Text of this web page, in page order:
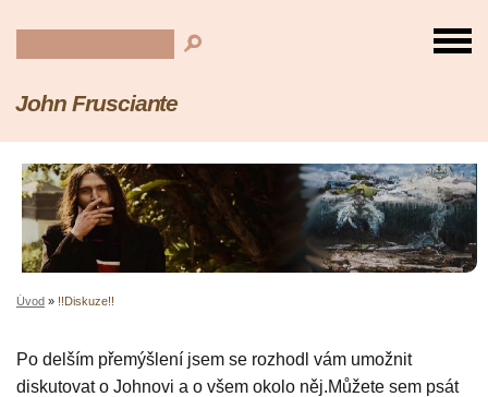
John Frusciante
Úvod » !!Diskuze!!
Po delším přemýšlení jsem se rozhodl vám umožnit
diskutovat o Johnovi a o všem okolo něj.Můžete sem psát